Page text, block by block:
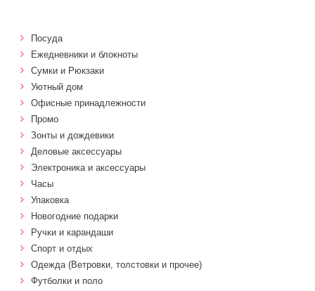
Посуда
Ежедневники и блокноты
Сумки и Рюкзаки
Уютный дом
Офисные принадлежности
Промо
Зонты и дождевики
Деловые аксессуары
Электроника и аксессуары
Часы
Упаковка
Новогодние подарки
Ручки и карандаши
Спорт и отдых
Одежда (Ветровки, толстовки и прочее)
Футболки и поло